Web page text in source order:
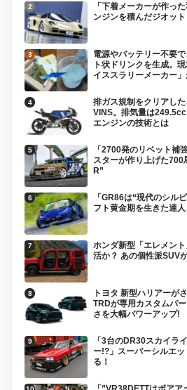
「下着メーカーが作っ
ンジンを積んだジオッ
電源やバッテリー不要
ト状ドリンクを生成。
イススラリーメーカー」
排ガス規制をクリアした
VINS。排気量は
エンジンの技術とは
「2700発のリベット補
スターが作り上げた700
R”
「GR86は“現代のシル
フト黄金期を生きた達人
ホンダ新型「エレメン
活か？ あの個性派SUV
トヨタ 新型ハリアーが
TRDが専用カスタムパ
さを大幅パワーアップ!
「3台のDR30スカイラ
ー!?」スーパーシルエ
る！